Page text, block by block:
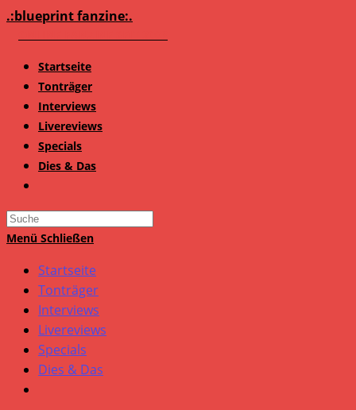
Zum
.:blueprint fanzine:.
Startseite
Tonträger
Interviews
Livereviews
Specials
Dies & Das
Search
this
Menü Schließen
Startseite
Tonträger
Interviews
Livereviews
Specials
Dies & Das